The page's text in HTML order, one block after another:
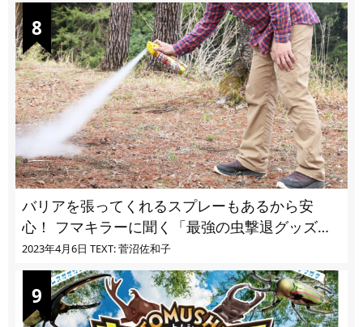
バリアを張ってくれるスプレーもあるから安
心！ フマキラーに聞く「最強の虫撃退グッズ
vol.4」【キャンプサイトで使う虫よけ】
2023年4月6日 TEXT: 菅沼佐和子